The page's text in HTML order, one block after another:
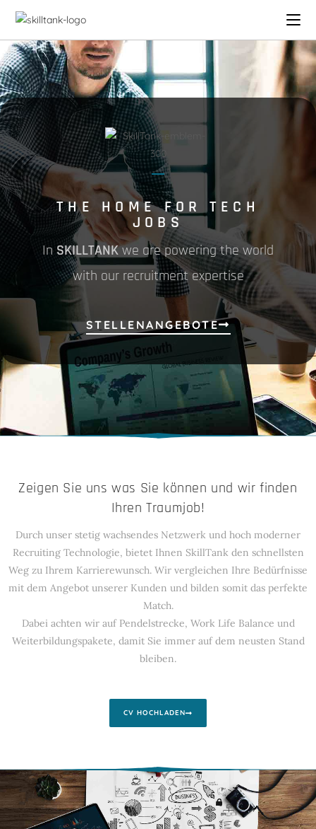
THE HOME FOR TECH
JOBS
In SKILLTANKwe are powering the world
with our recruitment expertise
STELLENANGEBOTE
Zeigen Sie uns was Sie können und wir finden
Ihren Traumjob!
Durch unser stetig wachsendes Netzwerk und hoch moderner
Recruiting Technologie, bietet Ihnen SkillTank den schnellsten
Weg zu Ihrem Karrierewunsch. Wir vergleichen Ihre Bedürfnisse
mit dem Angebot unserer Kunden und bilden somit das perfekte
Match.
Dabei achten wir auf Pendelstrecke, Work Life Balance und
Weiterbildungspakete, damit Sie immer auf dem neusten Stand
bleiben.
CV HOCHLADEN